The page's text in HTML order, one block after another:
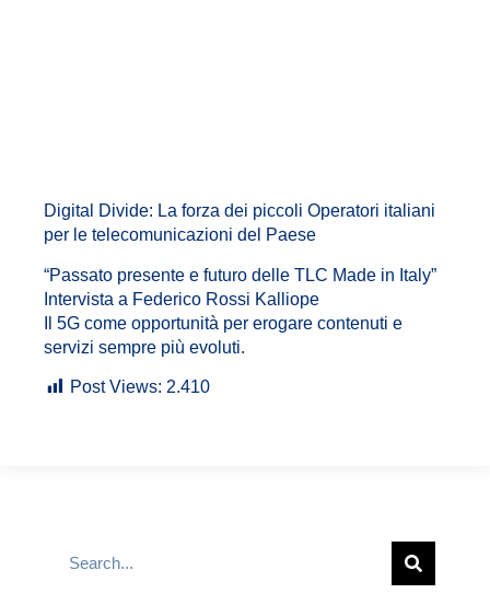
Digital Divide: La forza dei piccoli Operatori italiani
per le telecomunicazioni del Paese
“Passato presente e futuro delle TLC Made in Italy”
Intervista a Federico Rossi Kalliope
Il 5G come opportunità per erogare contenuti e
servizi sempre più evoluti.
Post Views: 2.410